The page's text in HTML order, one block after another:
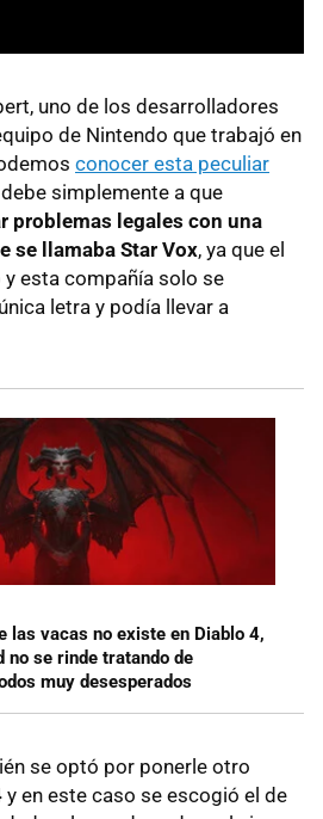
uno de los desarrolladores
de Nintendo que trabajó en
conocer esta peculiar
simplemente a que
problemas legales con una
se llamaba Star Vox, ya que el
esta compañía solo se
letra y podía llevar a
las vacas no existe en Diablo 4,
no se rinde tratando de
muy desesperados
se optó por ponerle otro
y en este caso se escogió el de